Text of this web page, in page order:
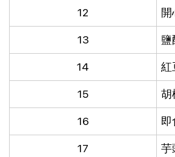
12 開
13 鹽
14 紅
15 胡
16 即
17 芋